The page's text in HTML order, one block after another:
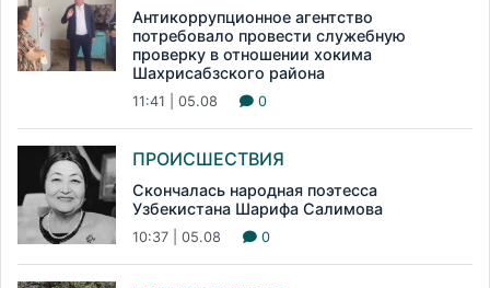
Антикоррупционное агентство
потребовало провести служебную
проверку в отношении хокима
Шахрисабзского района
11:41 | 05.08 0
ПРОИСШЕСТВИЯ
Скончалась народная поэтесса
Узбекистана Шарифа Салимова
10:37 | 05.08 0